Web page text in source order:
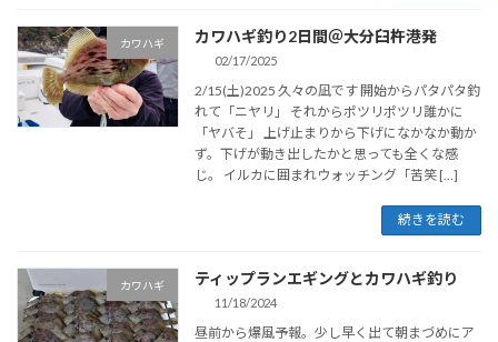
カワハギ カワハギ釣り2日間＠大分臼杵港発
02/17/2025
2/15(土)2025 久々の凪です 開始からパタパタ釣
れて「ニヤリ」 それからポツリポツリ誰かに
「ヤバそ」 上げ止まりから下げになかなか動か
ず。下げが動き出したかと思っても全くな感
じ。 イルカに囲まれウォッチング「苦笑 […]
続きを読む
カワハギ ティップランエギングとカワハギ釣り
11/18/2024
昼前から爆風予報。少し早く出て朝まづめにア